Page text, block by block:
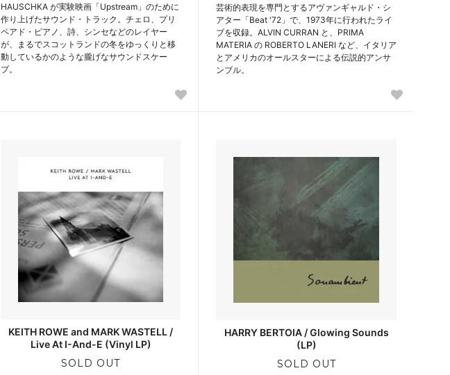
HAUSCHKA が実験映画「Upstream」のために
作り上げたサウンド・トラック。チェロ、プリ
ペアド・ピアノ、詩、シンセなどのレイヤー
が、まるでスコットランドの冬をゆっくりと移
動しているかのような朧げなサウンドスケー
プ。
芸術的表現を専門とするアヴァンギャルド・シ
アター「Beat '72」で、1973年に行われたライ
ブを収録。ALVIN CURRAN と、PRIMA
MATERIA の ROBERTO LANERI など、イタリア
とアメリカのオールスターによる伝説的アンサ
ンブル。
KEITH ROWE and MARK WASTELL /
Live At I-And-E (Vinyl LP)
SOLD OUT
HARRY BERTOIA / Glowing Sounds
(LP)
SOLD OUT